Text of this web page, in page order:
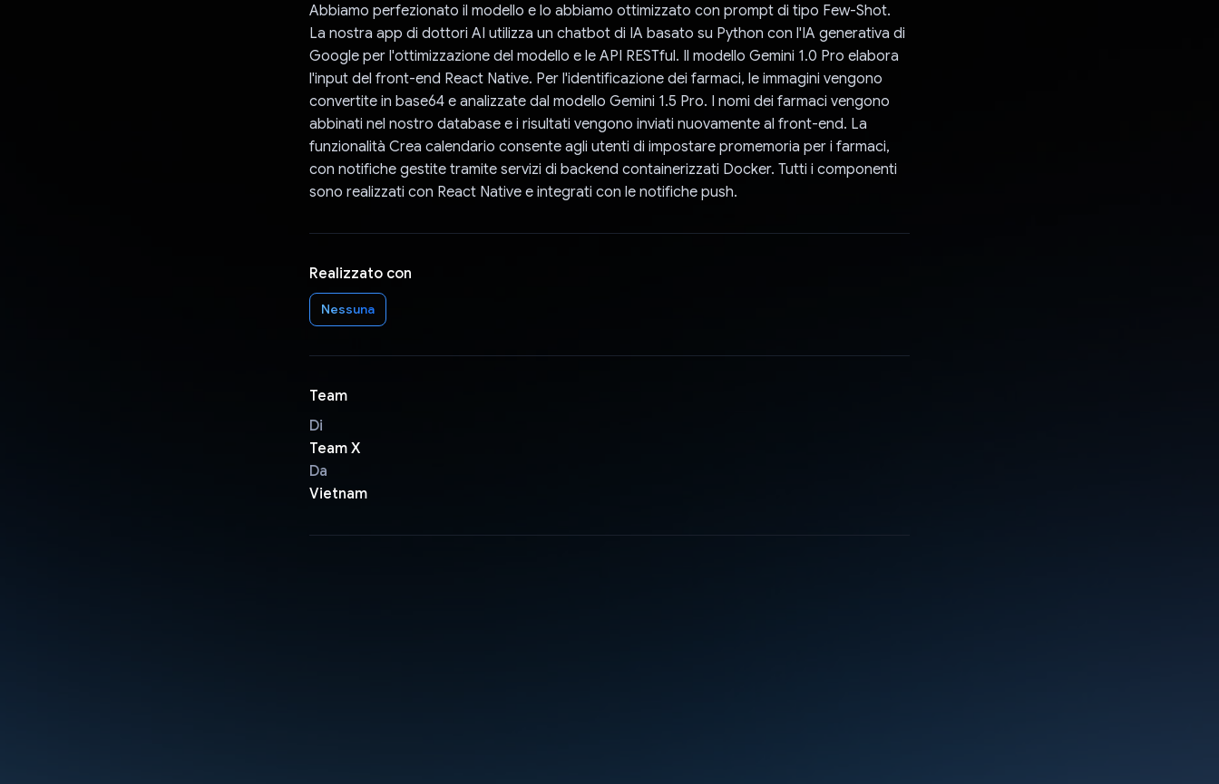
Abbiamo perfezionato il modello e lo abbiamo ottimizzato con prompt di tipo Few-Shot.
La nostra app di dottori AI utilizza un chatbot di IA basato su Python con l'IA generativa di
Google per l'ottimizzazione del modello e le API RESTful. Il modello Gemini 1.0 Pro elabora
l'input del front-end React Native. Per l'identificazione dei farmaci, le immagini vengono
convertite in base64 e analizzate dal modello Gemini 1.5 Pro. I nomi dei farmaci vengono
abbinati nel nostro database e i risultati vengono inviati nuovamente al front-end. La
funzionalità Crea calendario consente agli utenti di impostare promemoria per i farmaci,
con notifiche gestite tramite servizi di backend containerizzati Docker. Tutti i componenti
sono realizzati con React Native e integrati con le notifiche push.
Realizzato con
Nessuna
Team
Di
Team X
Da
Vietnam